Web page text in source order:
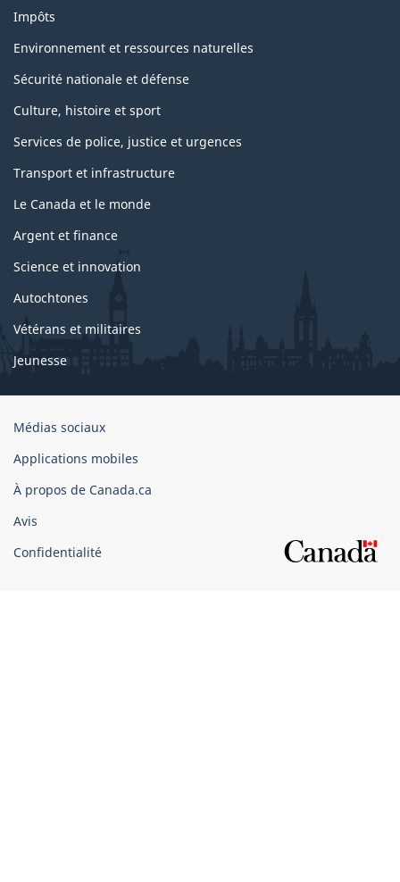
Impôts
Environnement et ressources naturelles
Sécurité nationale et défense
Culture, histoire et sport
Services de police, justice et urgences
Transport et infrastructure
Le Canada et le monde
Argent et finance
Science et innovation
Autochtones
Vétérans et militaires
Jeunesse
Organisation
gouvernement
du
Canada
Médias sociaux
Applications mobiles
À propos de Canada.ca
Avis
Confidentialité